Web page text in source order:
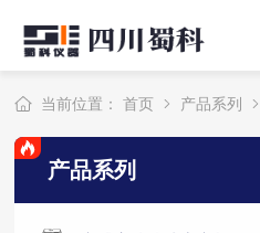
当前位置：首页 产品系列
产品系列